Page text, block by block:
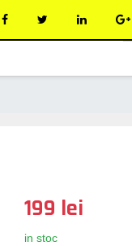
199 lei
in stoc